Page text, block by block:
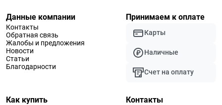
Данные компании
Контакты
Обратная связь
Жалобы и предложения
Новости
Статьи
Благодарности
Принимаем к оплате
Карты
Наличные
Счет на оплату
Как купить Контакты